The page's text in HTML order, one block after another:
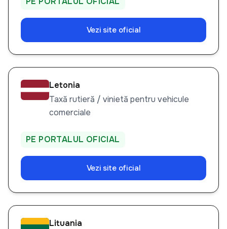
Vezi site oficial
Letonia
Taxă rutieră / vinietă pentru vehicule
comerciale
PE PORTALUL OFICIAL
Vezi site oficial
Lituania